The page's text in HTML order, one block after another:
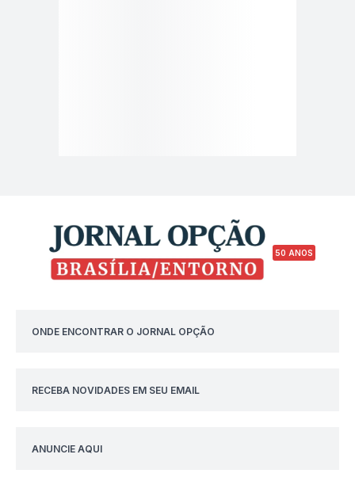
50 ANOS
ONDE ENCONTRAR O JORNAL OPÇÃO
RECEBA NOVIDADES EM SEU EMAIL
ANUNCIE AQUI